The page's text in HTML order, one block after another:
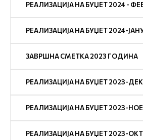
РЕАЛИЗАЦИЈА НА БУЏЕТ 2024 -
РЕАЛИЗАЦИЈА НА БУЏЕТ 2024-
ЗАВРШНА СМЕТКА 2023 ГОДИНА
РЕАЛИЗАЦИЈА НА БУЏЕТ 2023-
РЕАЛИЗАЦИЈА НА БУЏЕТ 2023-
РЕАЛИЗАЦИЈА НА БУЏЕТ 2023-